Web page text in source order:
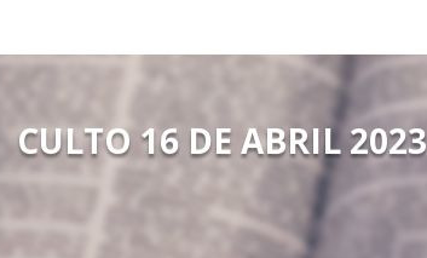
CULTO 16 DE ABRIL 2023